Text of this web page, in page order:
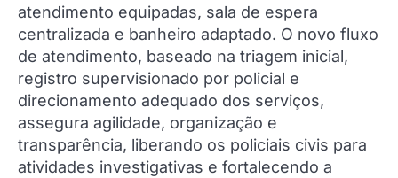
atendimento equipadas, sala de espera
centralizada e banheiro adaptado. O novo fluxo
de atendimento, baseado na triagem inicial,
registro supervisionado por policial e
direcionamento adequado dos serviços,
assegura agilidade, organização e
transparência, liberando os policiais civis para
atividades investigativas e fortalecendo a